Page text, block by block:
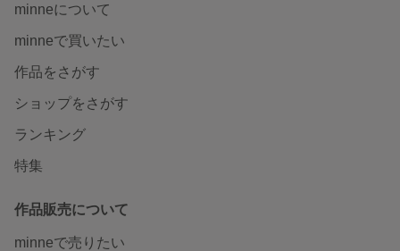
minneについて
minneで買いたい
作品をさがす
ショップをさがす
ランキング
特集
作品販売について
minneで売りたい